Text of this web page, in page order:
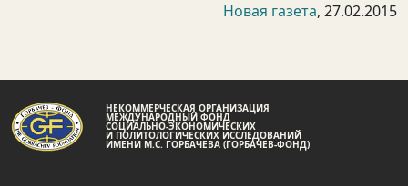
Новая газета, 27.02.2015
НЕКОММЕРЧЕСКАЯ ОРГАНИЗАЦИЯ
МЕЖДУНАРОДНЫЙ ФОНД
СОЦИАЛЬНО-ЭКОНОМИЧЕСКИХ
И ПОЛИТОЛОГИЧЕСКИХ ИССЛЕДОВАНИЙ
ИМЕНИ М.С. ГОРБАЧЕВА (ГОРБАЧЕВ-ФОНД)